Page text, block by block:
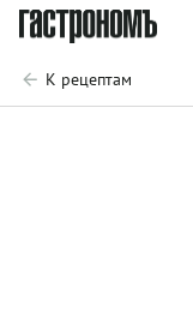
К рецептам